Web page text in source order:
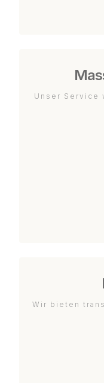
Unser Service
Wir bieten